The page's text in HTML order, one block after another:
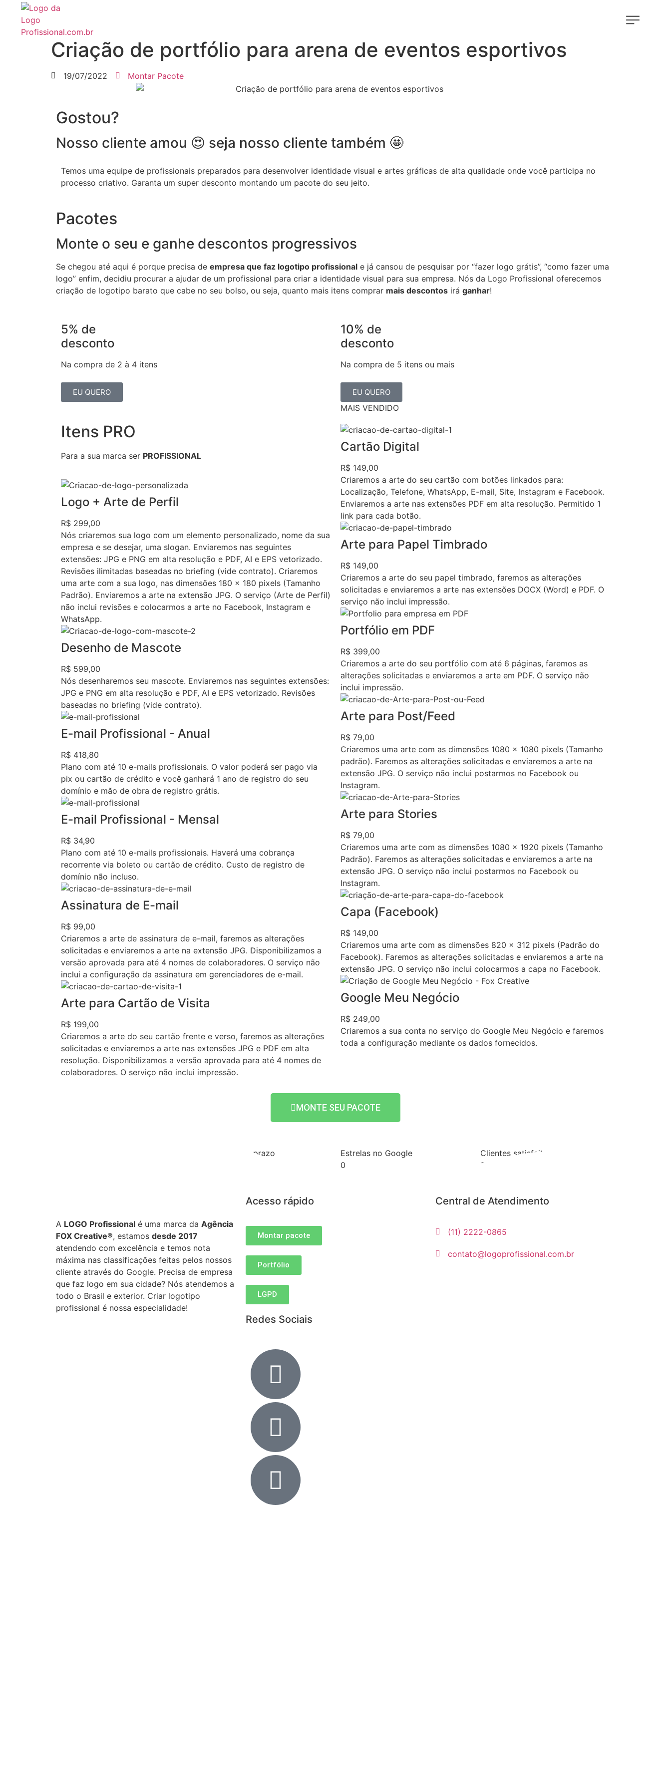
Criação de portfólio para arena de eventos esportivos
19/07/2022 Montar Pacote
Gostou?
Nosso cliente amou 😍 seja nosso cliente também 🤩
Temos uma equipe de profissionais preparados para desenvolver identidade visual e artes gráficas de alta qualidade onde você participa no
processo criativo. Garanta um super desconto montando um pacote do seu jeito.
Pacotes
Monte o seu e ganhe descontos progressivos
Se chegou até aqui é porque precisa de empresa que faz logotipo profissional e já cansou de pesquisar por “fazer logo grátis”, “como fazer uma
logo” enfim, decidiu procurar a ajudar de um profissional para criar a identidade visual para sua empresa. Nós da Logo Profissional oferecemos
criação de logotipo barato que cabe no seu bolso, ou seja, quanto mais itens comprar mais descontos irá ganhar!
5% de
desconto
Na compra de 2 à 4 itens
EU QUERO
10% de
desconto
Na compra de 5 itens ou mais
EU QUERO
MAIS VENDIDO
Itens PRO
Para a sua marca ser PROFISSIONAL
Logo + Arte de Perfil
R$ 299,00
Nós criaremos sua logo com um elemento personalizado, nome da sua
empresa e se desejar, uma slogan. Enviaremos nas seguintes
extensões: JPG e PNG em alta resolução e PDF, AI e EPS vetorizado.
Revisões ilimitadas baseadas no briefing (vide contrato). Criaremos
uma arte com a sua logo, nas dimensões 180 x 180 pixels (Tamanho
Padrão). Enviaremos a arte na extensão JPG. O serviço (Arte de Perfil)
não inclui revisões e colocarmos a arte no Facebook, Instagram e
WhatsApp.
Desenho de Mascote
R$ 599,00
Nós desenharemos seu mascote. Enviaremos nas seguintes extensões:
JPG e PNG em alta resolução e PDF, AI e EPS vetorizado. Revisões
baseadas no briefing (vide contrato).
E-mail Profissional - Anual
R$ 418,80
Plano com até 10 e-mails profissionais. O valor poderá ser pago via
pix ou cartão de crédito e você ganhará 1 ano de registro do seu
domínio e mão de obra de registro grátis.
E-mail Profissional - Mensal
R$ 34,90
Plano com até 10 e-mails profissionais. Haverá uma cobrança
recorrente via boleto ou cartão de crédito. Custo de registro de
domínio não incluso.
Assinatura de E-mail
R$ 99,00
Criaremos a arte de assinatura de e-mail, faremos as alterações
solicitadas e enviaremos a arte na extensão JPG. Disponibilizamos a
versão aprovada para até 4 nomes de colaboradores. O serviço não
inclui a configuração da assinatura em gerenciadores de e-mail.
Arte para Cartão de Visita
R$ 199,00
Criaremos a arte do seu cartão frente e verso, faremos as alterações
solicitadas e enviaremos a arte nas extensões JPG e PDF em alta
resolução. Disponibilizamos a versão aprovada para até 4 nomes de
colaboradores. O serviço não inclui impressão.
Cartão Digital
R$ 149,00
Criaremos a arte do seu cartão com botões linkados para:
Localização, Telefone, WhatsApp, E-mail, Site, Instagram e Facebook.
Enviaremos a arte nas extensões PDF em alta resolução. Permitido 1
link para cada botão.
Arte para Papel Timbrado
R$ 149,00
Criaremos a arte do seu papel timbrado, faremos as alterações
solicitadas e enviaremos a arte nas extensões DOCX (Word) e PDF. O
serviço não inclui impressão.
Portfólio em PDF
R$ 399,00
Criaremos a arte do seu portfólio com até 6 páginas, faremos as
alterações solicitadas e enviaremos a arte em PDF. O serviço não
inclui impressão.
Arte para Post/Feed
R$ 79,00
Criaremos uma arte com as dimensões 1080 x 1080 pixels (Tamanho
padrão). Faremos as alterações solicitadas e enviaremos a arte na
extensão JPG. O serviço não inclui postarmos no Facebook ou
Instagram.
Arte para Stories
R$ 79,00
Criaremos uma arte com as dimensões 1080 x 1920 pixels (Tamanho
Padrão). Faremos as alterações solicitadas e enviaremos a arte na
extensão JPG. O serviço não inclui postarmos no Facebook ou
Instagram.
Capa (Facebook)
R$ 149,00
Criaremos uma arte com as dimensões 820 x 312 pixels (Padrão do
Facebook). Faremos as alterações solicitadas e enviaremos a arte na
extensão JPG. O serviço não inclui colocarmos a capa no Facebook.
Google Meu Negócio
R$ 249,00
Criaremos a sua conta no serviço do Google Meu Negócio e faremos
toda a configuração mediante os dados fornecidos.
MONTE SEU PACOTE
Entregues no prazo
Estrelas no Google
0
Clientes satisfeitos
0
A LOGO Profissional é uma marca da Agência
FOX Creative®, estamos desde 2017
atendendo com excelência e temos nota
máxima nas classificações feitas pelos nossos
cliente através do Google. Precisa de empresa
que faz logo em sua cidade? Nós atendemos a
todo o Brasil e exterior. Criar logotipo
profissional é nossa especialidade!
Acesso rápido
Montar pacote
Portfólio
LGPD
Redes Sociais
Central de Atendimento
(11) 2222-0865
contato@logoprofissional.com.br